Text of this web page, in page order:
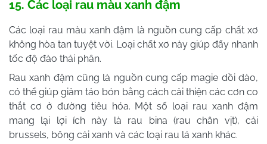
15. Các loại rau màu xanh đậm
Các loại rau màu xanh đậm là nguồn cung cấp chất xơ
không hòa tan tuyệt vời. Loại chất xơ này giúp đẩy nhanh
tốc độ đào thải phân.
Rau xanh đậm cũng là nguồn cung cấp magie dồi dào,
có thể giúp giảm táo bón bằng cách cải thiện các cơn co
thắt cơ ở đường tiêu hóa. Một số loại rau xanh đậm
mang lại lợi ích này là rau bina (rau chân vịt), cải
brussels, bông cải xanh và các loại rau lá xanh khác.